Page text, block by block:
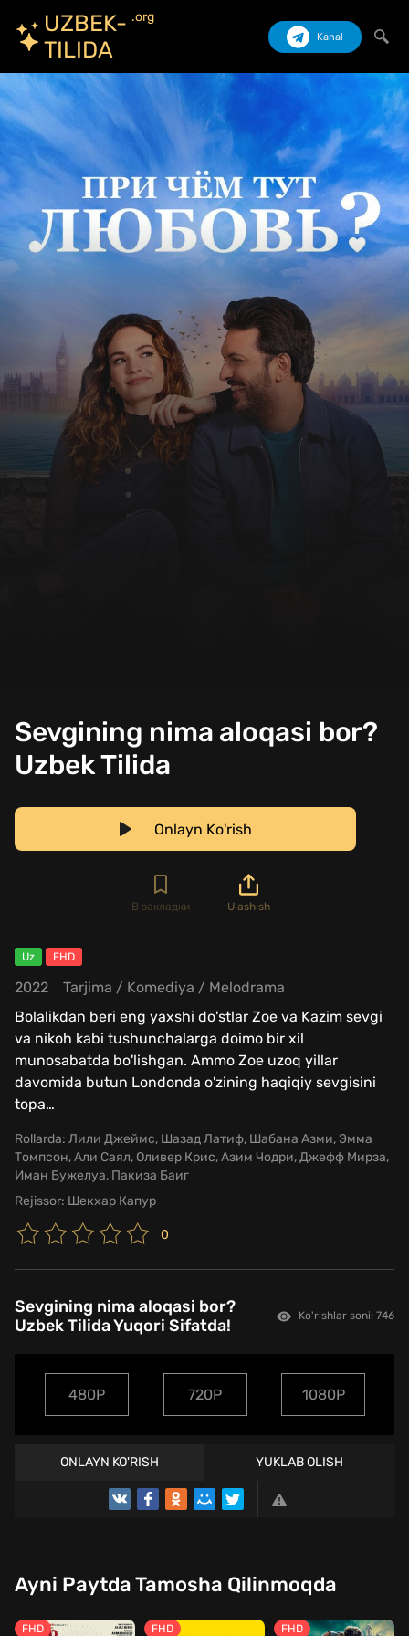
UZBEK-
TILIDA
.org
Kanal
Sevgining nima aloqasi bor?
Uzbek Tilida
Onlayn Ko'rish
В закладки Ulashish
Uz FHD
2022 Tarjima / Komediya / Melodrama
Bolalikdan beri eng yaxshi do'stlar Zoe va Kazim sevgi
va nikoh kabi tushunchalarga doimo bir xil
munosabatda bo'lishgan. Ammo Zoe uzoq yillar
davomida butun Londonda o'zining haqiqiy sevgisini
topa…
Rollarda: Лили Джеймс, Шазад Латиф, Шабана Азми, Эмма
Томпсон, Али Саял, Оливер Крис, Азим Чодри, Джефф Мирза,
Иман Бужелуа, Пакиза Баиг
Rejissor: Шекхар Капур
0
Sevgining nima aloqasi bor?
Uzbek Tilida Yuqori Sifatda!
Ko'rishlar soni: 746
480P 720P 1080P
ONLAYN KO'RISH YUKLAB OLISH
Ayni Paytda Tamosha Qilinmoqda
FHD FHD FHD